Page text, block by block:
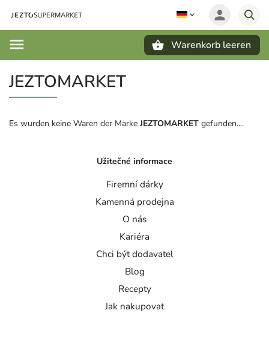
Warenkorb leeren
JEZTOMARKET
Es wurden keine Waren der Marke JEZTOMARKET gefunden....
Užitečné informace
Firemní dárky
Kamenná prodejna
O nás
Kariéra
Chci být dodavatel
Blog
Recepty
Jak nakupovat